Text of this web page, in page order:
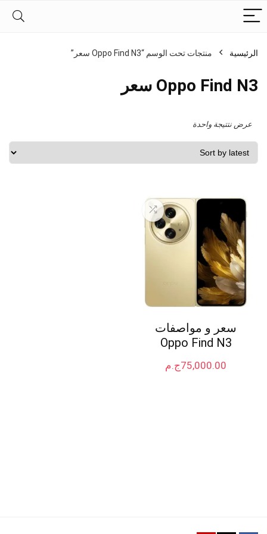
الرئيسية منتجات تحت الوسم “Oppo Find N3 سعر”
Oppo Find N3 سعر
عرض نتتيجة واحدة
سعر و مواصفات
Oppo Find N3
ج.م75,000.00